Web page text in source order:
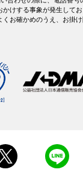
けする事象が発生してお
お確かめのうえ、お掛